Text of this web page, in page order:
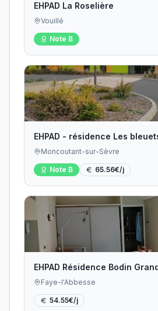
EHPAD La Roselière
Vouillé
Note B
EHPAD - résidence Les
Moncoutant-sur-Sèvre
Note B 65.56€/j
EHPAD Résidence Bodin
Faye-l'Abbesse
54.55€/j